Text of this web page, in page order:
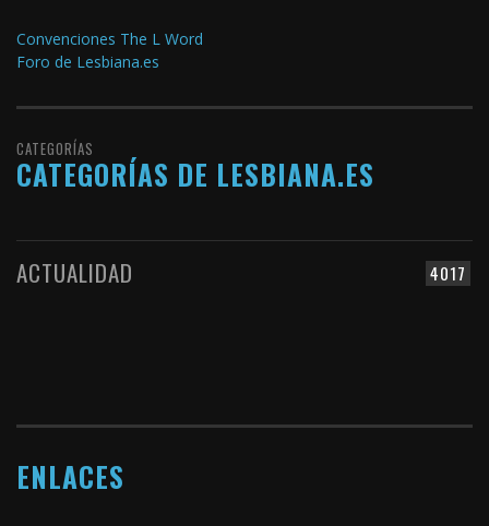
Convenciones The L Word
Foro de Lesbiana.es
CATEGORÍAS
CATEGORÍAS DE LESBIANA.ES
4017
ACTUALIDAD
ENLACES